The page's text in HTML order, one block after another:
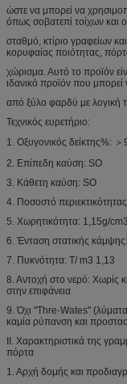
ώστε να μπορεί να
όπως σοβατεπί τοίχων και
σταθμό, κτίριο γραφείων
κορυφαίας ποιότητας,
χώρισμα. Αυτό το προϊόν
ιδανικό προϊόν που μπορεί
από ξύλο φαρδύ με λογική
Τεχνικός ευρετήριο:
1. Οξυγονικός δείκτης%: ＞
2. Επίπεδη καύση: SO
3. Κάθετη καύση: SO
4. Ποσοστό
5. Χωρητικότητα: 1,15g/cm3
6. Ένταση στατικής
7. Πυκνότητα: T/ m3 1,13
8. Αντοχή στο νερό: Χωρίς
στην επιφάνεια
9. Όχι "Thre-Wates"
καμία ρύπανση και
II. Χαρακτηριστικά της
πόρτα
1. Αρχή δομής και